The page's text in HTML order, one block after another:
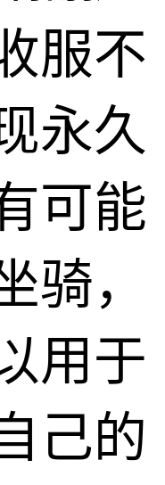
服不
永久
可能
骑，
用于
己的